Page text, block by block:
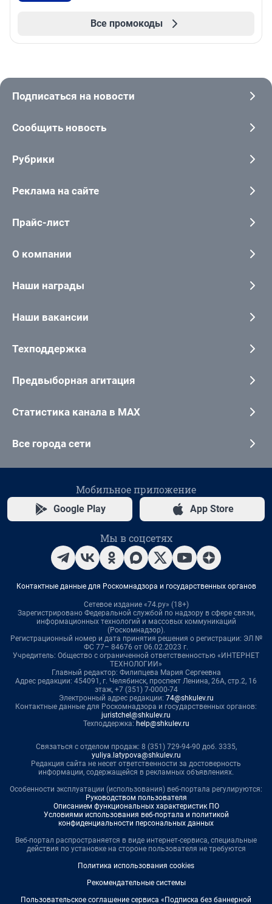
Все промокоды
Подписаться на новости
Сообщить новость
Рубрики
Реклама на сайте
Прайс-лист
О компании
Наши награды
Наши вакансии
Техподдержка
Предвыборная агитация
Статистика канала в MAX
Все города сети
Мобильное приложение
Google Play App Store
Мы в соцсетях
Контактные данные для Роскомнадзора и государственных органов
Сетевое издание «74.ру» (18+)
Зарегистрировано Федеральной службой по надзору в сфере связи,
информационных технологий и массовых коммуникаций
(Роскомнадзор).
Регистрационный номер и дата принятия решения о регистрации: ЭЛ №
ФС 77– 84676 от 06.02.2023 г.
Учредитель: Общество с ограниченной ответственностью «ИНТЕРНЕТ
ТЕХНОЛОГИИ»
Главный редактор: Филипцева Мария Сергеевна
Адрес редакции: 454091, г. Челябинск, проспект Ленина, 26А, стр.2, 16
этаж, +7 (351) 7-0000-74
Электронный адрес редакции: 74@shkulev.ru
Контактные данные для Роскомнадзора и государственных органов:
juristchel@shkulev.ru
Техподдержка: help@shkulev.ru
Связаться с отделом продаж: 8 (351) 729-94-90 доб. 3335,
yuliya.latypova@shkulev.ru
Редакция сайта не несет ответственности за достоверность
информации, содержащейся в рекламных объявлениях.
Особенности эксплуатации (использования) веб-портала регулируются:
Руководством пользователя
Описанием функциональных характеристик ПО
Условиями использования веб-портала и политикой
конфиденциальности персональных данных
Веб-портал распространяется в виде интернет-сервиса, специальные
действия по установке на стороне пользователя не требуются
Политика использования cookies
Рекомендательные системы
Пользовательское соглашение сервиса «Подписка без баннерной